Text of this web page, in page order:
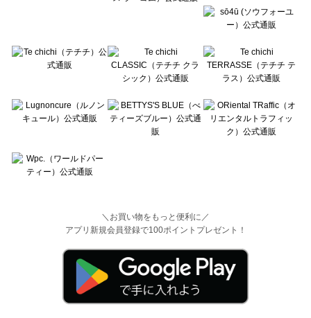
＼お買い物をもっと便利に／
アプリ新規会員登録で100ポイントプレゼント！